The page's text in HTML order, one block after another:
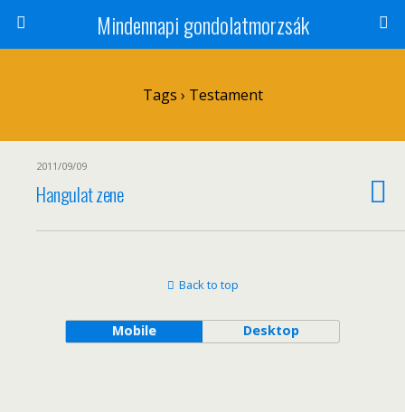
Mindennapi gondolatmorzsák
Tags › Testament
2011/09/09
Hangulat zene
Back to top
Mobile Desktop